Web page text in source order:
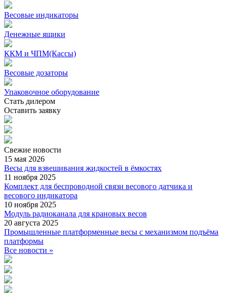
Весовые индикаторы
Денежные ящики
ККМ и ЧПМ(Кассы)
Весовые дозаторы
Упаковочное оборудование
Стать дилером
Оставить заявку
Свежие новости
15 мая 2026
Весы для взвешивания жидкостей в ёмкостях
11 ноября 2025
Комплект для беспроводной связи весового датчика и
весового индикатора
10 ноября 2025
Модуль радиоканала для крановых весов
20 августа 2025
Промышленные платформенные весы с механизмом подъёма
платформы
Все новости »